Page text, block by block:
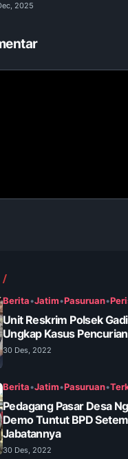
2025
Berita•Jatim•Pasuruan•
Unit Reskrim Polsek
Ungkap Kasus
30 Des, 2022
Berita•Jatim•Pasuruan•
Pedagang Pasar Desa
Demo Tuntut BPD
Jabatannya
30 Des, 2022